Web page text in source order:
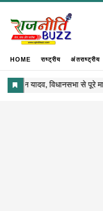
HOME राष्ट्रीय अंतराष्ट्रीय